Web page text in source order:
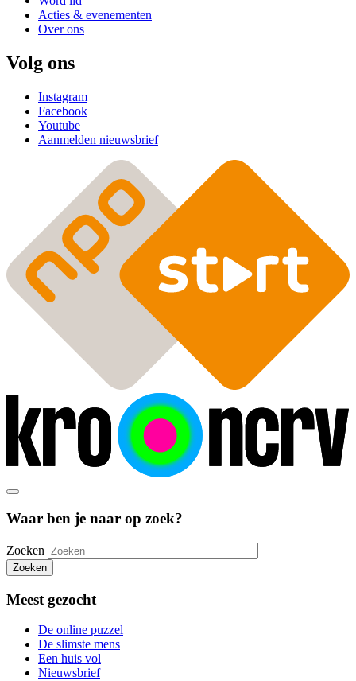
Acties & evenementen
Over ons
Volg ons
Instagram
Facebook
Youtube
Aanmelden nieuwsbrief
Waar ben je naar op zoek?
Zoeken
Zoeken
Meest gezocht
De online puzzel
De slimste mens
Een huis vol
Nieuwsbrief